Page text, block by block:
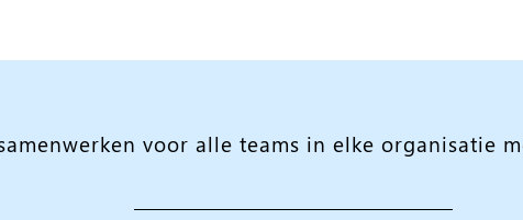
voor alle teams in elke organisatie